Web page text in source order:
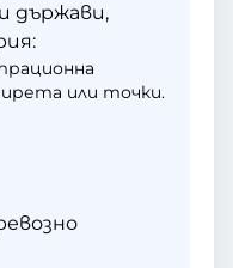
държави,
или точки.